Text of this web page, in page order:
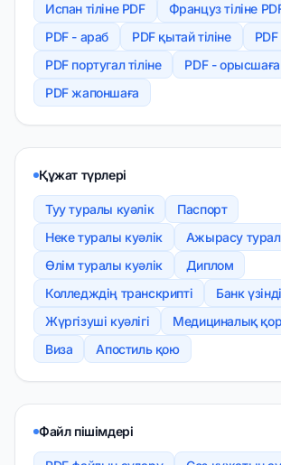
Испан тіліне PDF
Француз тіліне
PDF - араб
PDF қытай тіліне
PDF
PDF португал тіліне
PDF - орысшаға
PDF жапоншаға
Құжат түрлері
Туу туралы куәлік
Паспорт
Неке туралы куәлік
Ажырасу
Өлім туралы куәлік
Диплом
Колледждің транскрипті
Банк
Жүргізуші куәлігі
Медициналық
Виза
Апостиль қою
Файл пішімдері